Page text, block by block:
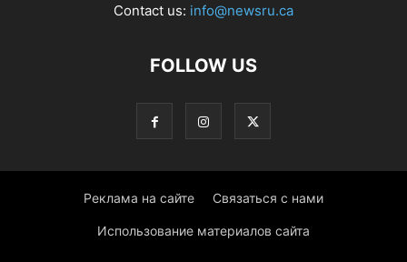
Contact us: info@newsru.ca
FOLLOW US
Реклама на сайте Связаться с нами
Использование материалов сайта